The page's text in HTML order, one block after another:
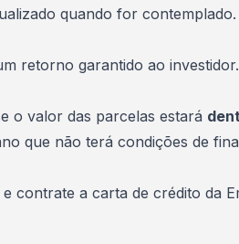
quando for contemplado.
retorno garantido ao
o valor das parcelas estará
que não terá condições de
contrate a carta de crédito da